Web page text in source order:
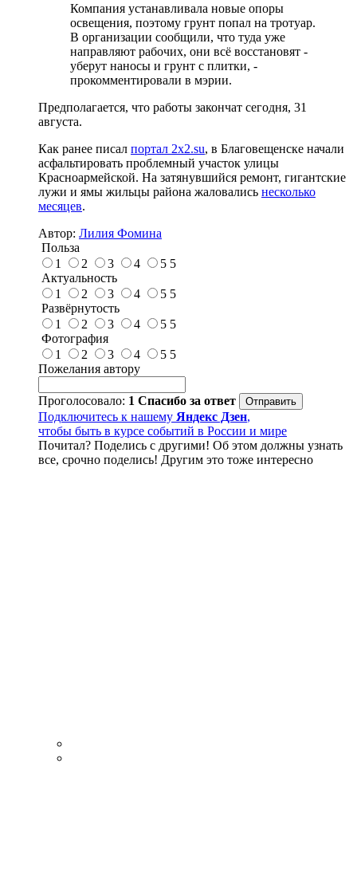
Компания устанавливала новые опоры
освещения, поэтому грунт попал на тротуар.
В организации сообщили, что туда уже
направляют рабочих, они всё восстановят -
уберут наносы и грунт с плитки, -
прокомментировали в мэрии.
Предполагается, что работы закончат сегодня, 31
августа.
Как ранее писал портал 2x2.su, в Благовещенске начали
асфальтировать проблемный участок улицы
Красноармейской. На затянувшийся ремонт, гигантские
лужи и ямы жильцы района жаловались несколько
месяцев.
Автор: Лилия Фомина
Польза
1
2 3 4 5 5
Актуальность
1
2 3 4 5 5
Развёрнутость
1
2 3 4 5 5
Фотография
1
2 3 4 5 5
Пожелания автору
Проголосовало: 1 Спасибо за ответ
Подключитесь к нашему Яндекс Дзен,
чтобы быть в курсе событий в России и мире
Почитал? Поделись с другими! Об этом должны узнать
все, срочно поделись! Другим это тоже интересно